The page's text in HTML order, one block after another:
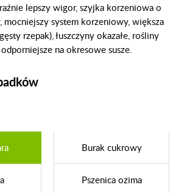
lepszy wigor, szyjka korzeniowa o
mocniejszy system korzeniowy, większa
rzepak), łuszczyny okazałe, rośliny
na okresowe susze.
Burak cukrowy
Pszenica ozima